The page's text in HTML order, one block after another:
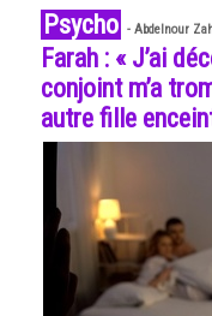
Psycho - Abdelnour
Farah : « J’ai
conjoint m’a
autre fille